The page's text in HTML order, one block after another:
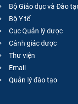
Bộ Giáo dục và Đào
Bộ Y tế
Cục Quản lý dược
Cảnh giác dược
Thư viện
Email
Quản lý đào tạo